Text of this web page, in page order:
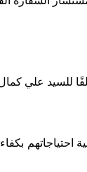
للسيد علي
احتياجاتهم